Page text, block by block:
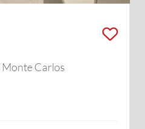
Monte Carlos